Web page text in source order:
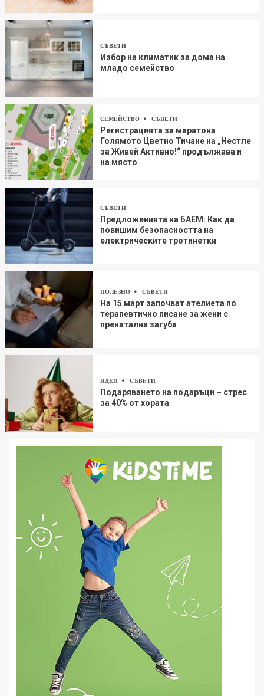
СЪВЕТИ
Избор на климатик за дома на
младо семейство
СЕМЕЙСТВО СЪВЕТИ
Регистрацията за маратона
Голямото Цветно Тичане на „Нестле
за Живей Aктивно!“ продължава и
на място
СЪВЕТИ
Предложенията на БАЕМ: Как да
повишим безопасността на
електрическите тротинетки
ПОЛЕЗНО СЪВЕТИ
На 15 март започват ателиета по
терапевтично писане за жени с
пренатална загуба
ИДЕИ СЪВЕТИ
Подаряването на подаръци – стрес
за 40% от хората